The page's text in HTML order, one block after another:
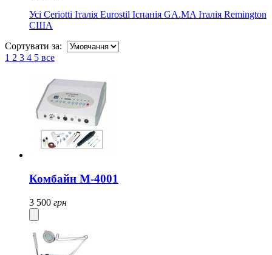
Усі Ceriotti Італія Eurostil Іспанія GA.MA Італія Remington
США
Сортувати за:
1 2 3 4 5 все
Комбайн М-4001
3 500 грн